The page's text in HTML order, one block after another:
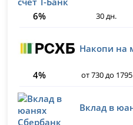
6% 30 дн.
Накопи на
4% от 730 до
Вклад в